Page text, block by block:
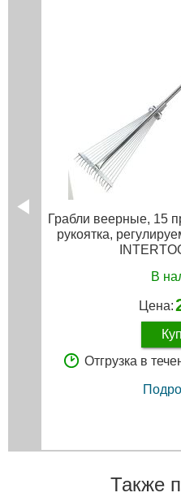
Грабли веерные, 15
рукоятка,
В
Цена:
Отгрузка в
Также